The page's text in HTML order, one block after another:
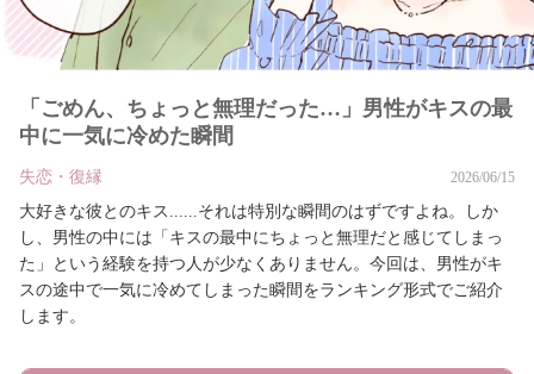
「ごめん、ちょっと無理だった…」男性がキスの最
中に一気に冷めた瞬間
失恋・復縁 2026/06/15
大好きな彼とのキス......それは特別な瞬間のはずですよね。しか
し、男性の中には「キスの最中にちょっと無理だと感じてしまっ
た」という経験を持つ人が少なくありません。今回は、男性がキ
スの途中で一気に冷めてしまった瞬間をランキング形式でご紹介
します。